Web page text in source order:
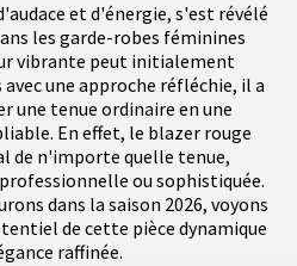
et d'énergie, s'est révélé
les garde-robes féminines
vibrante peut initialement
une approche réfléchie, il a
tenue ordinaire en une
En effet, le blazer rouge
de n'importe quelle tenue,
ou sophistiquée.
dans la saison 2026, voyons
de cette pièce dynamique
raffinée.